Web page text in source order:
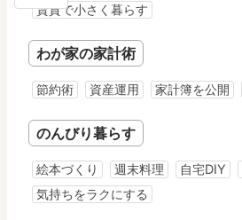
賃貸で小さく暮らす
わが家の家計術
節約術 資産運用 家計簿を公開
のんびり暮らす
絵本づくり 週末料理 自宅DIY
気持ちをラクにする